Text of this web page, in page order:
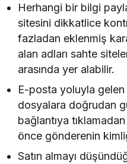
Herhangi bir bilgi
sitesini dikkatlice
fazladan eklenmiş
alan adları sahte
arasında yer alabilir.
E-posta yoluyla
dosyalara doğrudan
bağlantıya
önce gönderenin
Satın almayı